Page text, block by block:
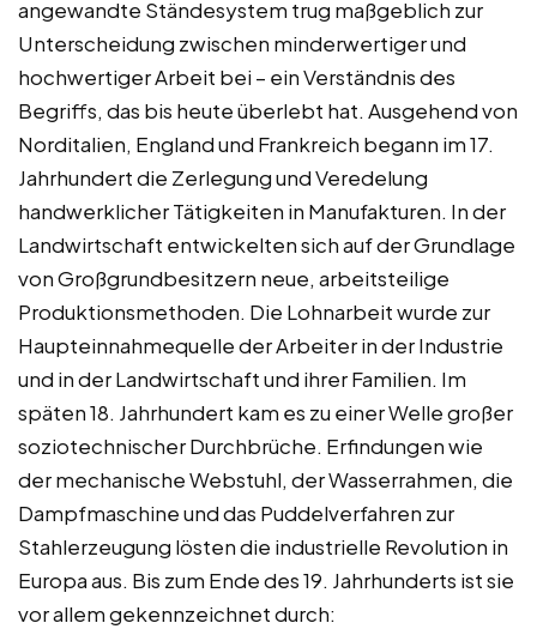
angewandte Ständesystem trug maßgeblich zur
Unterscheidung zwischen minderwertiger und
hochwertiger Arbeit bei – ein Verständnis des
Begriffs, das bis heute überlebt hat. Ausgehend von
Norditalien, England und Frankreich begann im 17.
Jahrhundert die Zerlegung und Veredelung
handwerklicher Tätigkeiten in Manufakturen. In der
Landwirtschaft entwickelten sich auf der Grundlage
von Großgrundbesitzern neue, arbeitsteilige
Produktionsmethoden. Die Lohnarbeit wurde zur
Haupteinnahmequelle der Arbeiter in der Industrie
und in der Landwirtschaft und ihrer Familien. Im
späten 18. Jahrhundert kam es zu einer Welle großer
soziotechnischer Durchbrüche. Erfindungen wie
der mechanische Webstuhl, der Wasserrahmen, die
Dampfmaschine und das Puddelverfahren zur
Stahlerzeugung lösten die industrielle Revolution in
Europa aus. Bis zum Ende des 19. Jahrhunderts ist sie
vor allem gekennzeichnet durch: